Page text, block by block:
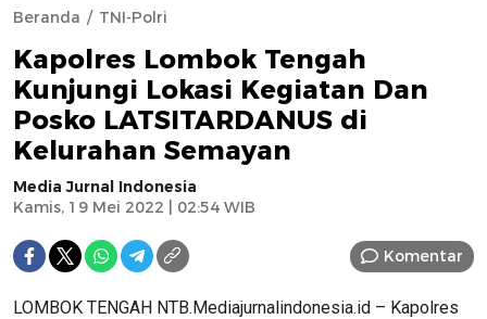
Beranda TNI-Polri
Kapolres Lombok Tengah
Kunjungi Lokasi Kegiatan Dan
Posko LATSITARDANUS di
Kelurahan Semayan
Media Jurnal Indonesia
Kamis, 19 Mei 2022 | 02:54 WIB
Komentar
LOMBOK TENGAH NTB.Mediajurnalindonesia.id – Kapolres